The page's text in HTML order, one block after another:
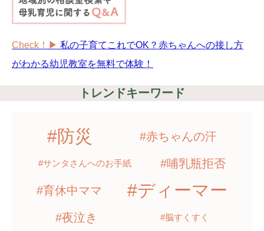
Check！▶︎ 私の子育てこれでOK？赤ちゃんへの接し方
がわかる幼児教室を無料で体験！
トレンドキーワード
#防災 #赤ちゃんの汗
#サンタさんへのお手紙 #哺乳瓶拒否
#育休中ママ #ディーマー
#夜泣き #脳すくすく